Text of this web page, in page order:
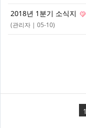
2018년 1분기 소식지
(관리자 | 05-10)
1